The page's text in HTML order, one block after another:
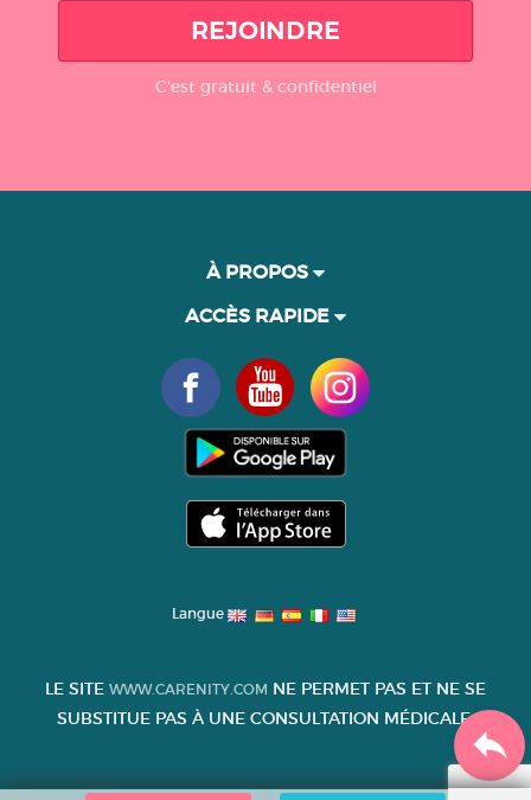
REJOINDRE
C'est gratuit & confidentiel
À PROPOS
ACCÈS RAPIDE
Langue
LE SITE WWW.CARENITY.COM NE PERMET PAS ET NE SE
SUBSTITUE PAS À UNE CONSULTATION MÉDICALE.